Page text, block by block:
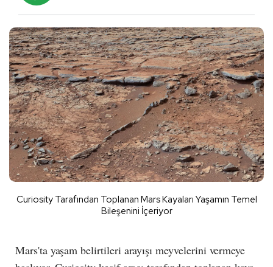
Curiosity Tarafından Toplanan Mars Kayaları Yaşamın Temel
Bileşenini İçeriyor
Mars'ta yaşam belirtileri arayışı meyvelerini vermeye